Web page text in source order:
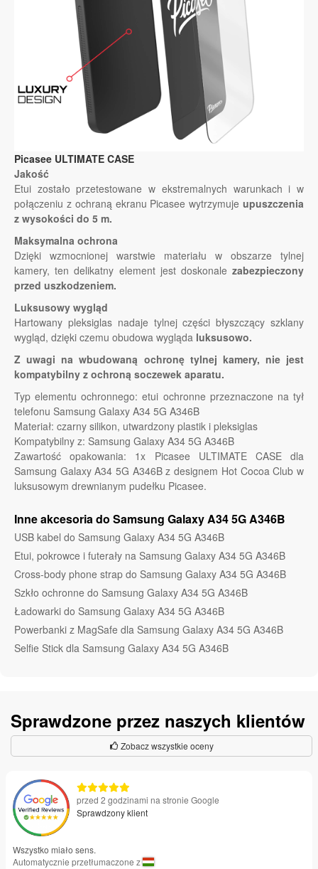
Picasee ULTIMATE CASE
Jakość
Etui zostało przetestowane w ekstremalnych warunkach i w
połączeniu z ochraną ekranu Picasee wytrzymuje upuszczenia
z wysokości do 5 m.
Maksymalna ochrona
Dzięki wzmocnionej warstwie materiału w obszarze tylnej
kamery, ten delikatny element jest doskonale zabezpieczony
przed uszkodzeniem.
Luksusowy wygląd
Hartowany pleksiglas nadaje tylnej części błyszczący szklany
wygląd, dzięki czemu obudowa wygląda luksusowo.
Z uwagi na wbudowaną ochronę tylnej kamery, nie jest
kompatybilny z ochroną soczewek aparatu.
Typ elementu ochronnego: etui ochronne przeznaczone na tył
telefonu Samsung Galaxy A34 5G A346B
Materiał: czarny silikon, utwardzony plastik i pleksiglas
Kompatybilny z: Samsung Galaxy A34 5G A346B
Zawartość opakowania: 1x Picasee ULTIMATE CASE dla
Samsung Galaxy A34 5G A346B z designem Hot Cocoa Club w
luksusowym drewnianym pudełku Picasee.
Inne akcesoria do Samsung Galaxy A34 5G A346B
USB kabel do Samsung Galaxy A34 5G A346B
Etui, pokrowce i futerały na Samsung Galaxy A34 5G A346B
Cross-body phone strap do Samsung Galaxy A34 5G A346B
Szkło ochronne do Samsung Galaxy A34 5G A346B
Ładowarki do Samsung Galaxy A34 5G A346B
Powerbanki z MagSafe dla Samsung Galaxy A34 5G A346B
Selfie Stick dla Samsung Galaxy A34 5G A346B
Sprawdzone przez naszych klientów
Zobacz wszystkie oceny
przed 2 godzinami na stronie Google
Sprawdzony klient
Wszystko miało sens.
Automatycznie przetłumaczone z